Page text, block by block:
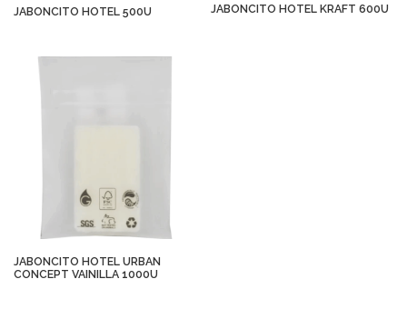
JABONCITO HOTEL 500U JABONCITO HOTEL KRAFT 600U
JABONCITO HOTEL URBAN
CONCEPT VAINILLA 1000U